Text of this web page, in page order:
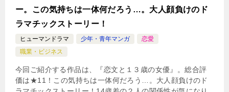
ー。この気持ちは一体何だろう…。大人顔負けのド
ラマチックストーリー！
ヒューマンドラマ 少年・青年マンガ
恋愛
職業・ビジネス
今回ご紹介する作品は、『恋文と１３歳の女優』。総合評
価は★11！この気持ちは一体何だろう…。大人顔負けのド